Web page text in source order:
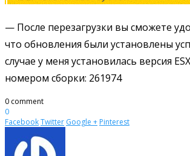
— После перезагрузки вы сможете
что обновления были установлены
случае у меня установилась версия
номером сборки: 261974
0 comment
0
FacebookTwitter Google + Pinterest